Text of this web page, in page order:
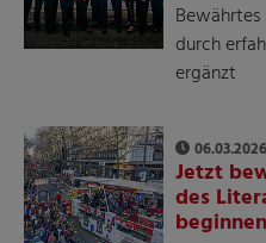
durch
ergänzt
06.03.2026
Jetzt
des
beginnen